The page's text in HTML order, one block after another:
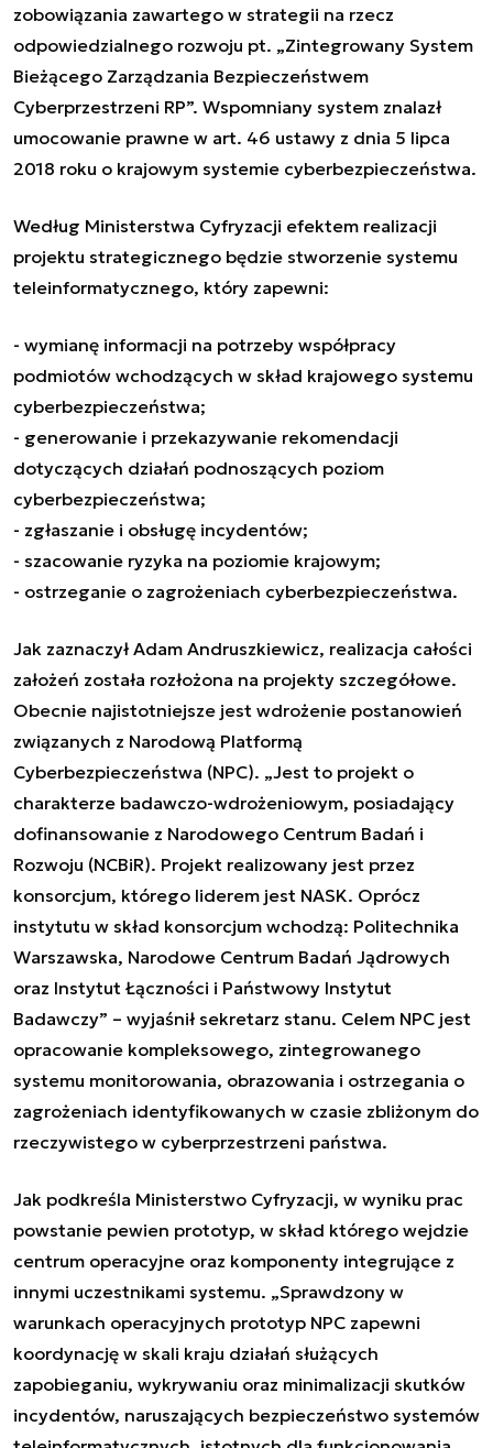
zobowiązania zawartego w strategii na rzecz
odpowiedzialnego rozwoju pt. „Zintegrowany System
Bieżącego Zarządzania Bezpieczeństwem
Cyberprzestrzeni RP”. Wspomniany system znalazł
umocowanie prawne w art. 46 ustawy z dnia 5 lipca
2018 roku o krajowym systemie cyberbezpieczeństwa.
Według Ministerstwa Cyfryzacji efektem realizacji
projektu strategicznego będzie stworzenie systemu
teleinformatycznego, który zapewni:
- wymianę informacji na potrzeby współpracy
podmiotów wchodzących w skład krajowego systemu
cyberbezpieczeństwa;
- generowanie i przekazywanie rekomendacji
dotyczących działań podnoszących poziom
cyberbezpieczeństwa;
- zgłaszanie i obsługę incydentów;
- szacowanie ryzyka na poziomie krajowym;
- ostrzeganie o zagrożeniach cyberbezpieczeństwa.
Jak zaznaczył Adam Andruszkiewicz, realizacja całości
założeń została rozłożona na projekty szczegółowe.
Obecnie najistotniejsze jest wdrożenie postanowień
związanych z Narodową Platformą
Cyberbezpieczeństwa (NPC). „Jest to projekt o
charakterze badawczo-wdrożeniowym, posiadający
dofinansowanie z Narodowego Centrum Badań i
Rozwoju (NCBiR). Projekt realizowany jest przez
konsorcjum, którego liderem jest NASK. Oprócz
instytutu w skład konsorcjum wchodzą: Politechnika
Warszawska, Narodowe Centrum Badań Jądrowych
oraz Instytut Łączności i Państwowy Instytut
Badawczy” – wyjaśnił sekretarz stanu. Celem NPC jest
opracowanie kompleksowego, zintegrowanego
systemu monitorowania, obrazowania i ostrzegania o
zagrożeniach identyfikowanych w czasie zbliżonym do
rzeczywistego w cyberprzestrzeni państwa.
Jak podkreśla Ministerstwo Cyfryzacji, w wyniku prac
powstanie pewien prototyp, w skład którego wejdzie
centrum operacyjne oraz komponenty integrujące z
innymi uczestnikami systemu. „Sprawdzony w
warunkach operacyjnych prototyp NPC zapewni
koordynację w skali kraju działań służących
zapobieganiu, wykrywaniu oraz minimalizacji skutków
incydentów, naruszających bezpieczeństwo systemów